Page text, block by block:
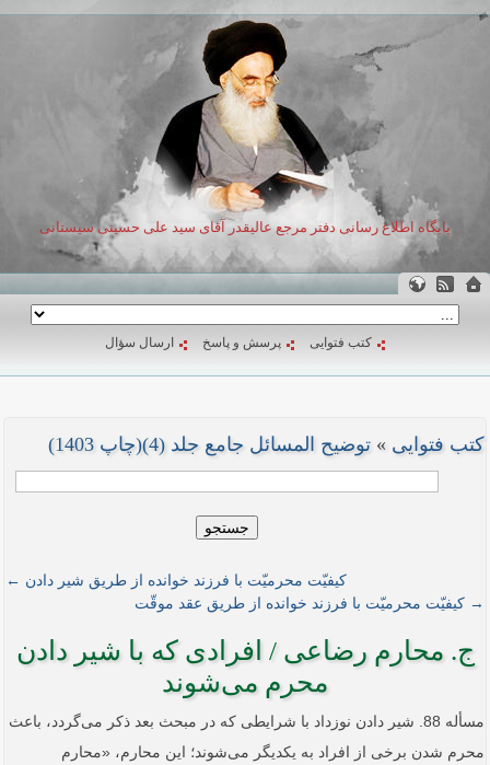
پایگاه اطلاع رسانی دفتر مرجع عالیقدر آقای سید علی حسینی سیستانی
کتب فتوایی پرسش و پاسخ ارسال سؤال
کتب فتوایی » توضیح المسائل جامع جلد (4)(چاپ 1403)
جستجو
کیفیّت محرمیّت با فرزند خوانده از طریق شیر دادن ←
→ کیفیّت محرمیّت با فرزند خوانده از طریق عقد موقّت
ج. محارم رضاعی / افرادی که با شیر دادن
محرم می‌شوند
مسأله 88. شیر دادن نوزداد با شرایطی که در مبحث بعد ذکر می‌گردد، باعث
محرم شدن برخی از افراد به یکدیگر می‌شوند؛ این محارم، ‌«محارم